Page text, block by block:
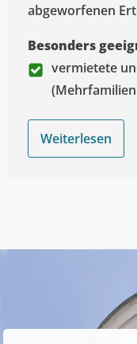
abgeworfenen
Besonders
vermietete
Weiterlesen